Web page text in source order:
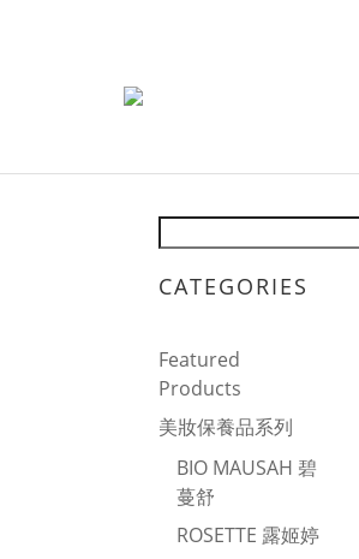
CATEGORIES
Featured
Products
美妝保養品系列
BIO MAUSAH 碧
蔓舒
ROSETTE 露姬婷